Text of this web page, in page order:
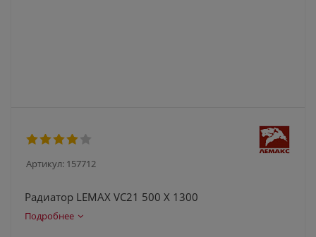
Артикул: 157712
Радиатор LEMAX VC21 500 X 1300
Подробнее